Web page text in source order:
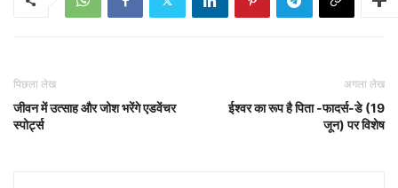
पिछला लेख
जीवन में उत्साह और जोश भरेंगे एडवेंचर
स्पोर्ट्स
अगला लेख
ईश्वर का रूप है पिता -फादर्स-डे (19
जून) पर विशेष